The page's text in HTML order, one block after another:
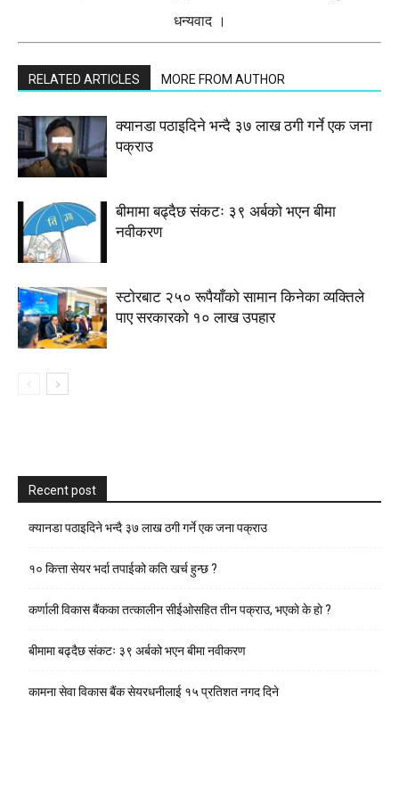
धन्यवाद ।
RELATED ARTICLES MORE FROM AUTHOR
क्यानडा पठाइदिने भन्दै ३७ लाख ठगी गर्ने एक जना
पक्राउ
बीमामा बढ्दैछ संकटः ३९ अर्बको भएन बीमा
नवीकरण
स्टाेरबाट २५० रूपैयाँको सामान किनेका व्यक्तिले
पाए सरकारको १० लाख उपहार
Recent post
क्यानडा पठाइदिने भन्दै ३७ लाख ठगी गर्ने एक जना पक्राउ
१० कित्ता सेयर भर्दा तपाईको कति खर्च हुन्छ ?
कर्णाली विकास बैंकका तत्कालीन सीईओसहित तीन पक्राउ, भएकाे के हाे ?
बीमामा बढ्दैछ संकटः ३९ अर्बको भएन बीमा नवीकरण
कामना सेवा विकास बैंक सेयरधनीलाई १५ प्रतिशत नगद दिने